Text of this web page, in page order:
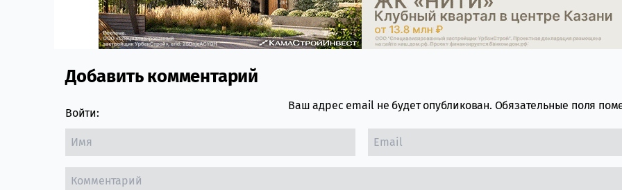
Comment section
Добавить комментарий
Войти:
Ваш адрес email не будет опубликован. Обязательные поля